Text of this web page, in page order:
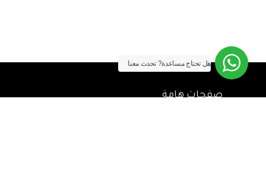
صفحات هامة
هل تحتاج مساعدة? تحدث معنا